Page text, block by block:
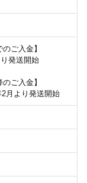
ご入金】
発送開始
ご入金】
月より発送開始